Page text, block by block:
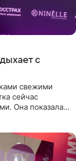
с
свежими
сейчас
Она показала,